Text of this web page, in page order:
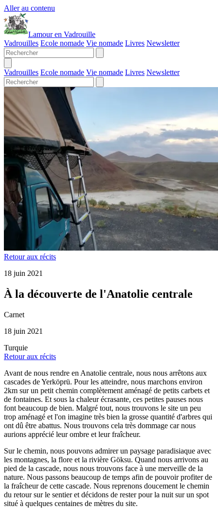
Aller au contenu
Lamour en Vadrouille
Vadrouilles Ecole nomade Vie nomade Livres Newsletter
Vadrouilles Ecole nomade Vie nomade Livres Newsletter
Retour aux récits
18 juin 2021
À la découverte de l'Anatolie centrale
Carnet
18 juin 2021
Turquie
Retour aux récits
Avant de nous rendre en Anatolie centrale, nous nous arrêtons aux
cascades de Yerköprü. Pour les atteindre, nous marchons environ
2km sur un petit chemin complètement aménagé de petits carbets et
de fontaines. Et sous la chaleur écrasante, ces petites pauses nous
font beaucoup de bien. Malgré tout, nous trouvons le site un peu
trop aménagé et l'on imagine très bien la grosse quantité d'arbres qui
ont dû être abattus. Nous trouvons cela très dommage car nous
aurions apprécié leur ombre et leur fraîcheur.
Sur le chemin, nous pouvons admirer un paysage paradisiaque avec
les montagnes, la flore et la rivière Göksu. Quand nous arrivons au
pied de la cascade, nous nous trouvons face à une merveille de la
nature. Nous passons beaucoup de temps afin de pouvoir profiter de
la fraîcheur de cette cascade. Nous reprenons doucement le chemin
du retour sur le sentier et décidons de rester pour la nuit sur un spot
situé à quelques centaines de mètres du site.